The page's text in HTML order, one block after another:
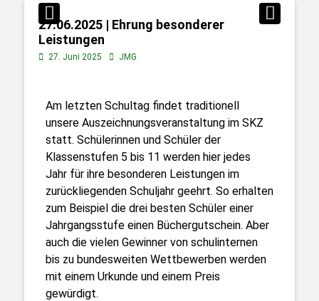
27.06.2025 | Ehrung besonderer
Leistungen
27. Juni 2025 JMG
Am letzten Schultag findet traditionell
unsere Auszeichnungsveranstaltung im SKZ
statt. Schülerinnen und Schüler der
Klassenstufen 5 bis 11 werden hier jedes
Jahr für ihre besonderen Leistungen im
zurückliegenden Schuljahr geehrt. So erhalten
zum Beispiel die drei besten Schüler einer
Jahrgangsstufe einen Büchergutschein. Aber
auch die vielen Gewinner von schulinternen
bis zu bundesweiten Wettbewerben werden
mit einem Urkunde und einem Preis
gewürdigt.